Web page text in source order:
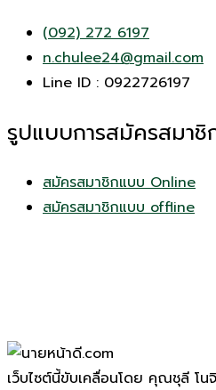
(092) 272 6197
n.chulee24@gmail.com
Line ID : 0922726197
รูปแบบการสมัครสมาชิ
สมัครสมาชิกแบบ Online
สมัครสมาชิกแบบ offline
เว็บไซต์นี้ขับเคลื่อนโดย คุณชุลี โ